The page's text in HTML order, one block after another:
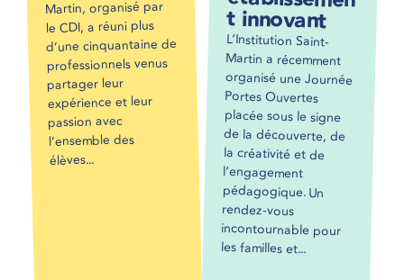
Martin, organisé par
le CDI, a réuni plus
d’une cinquantaine de
professionnels venus
partager leur
expérience et leur
passion avec
l’ensemble des
élèves...
t innovant
L’Institution Saint-
Martin a récemment
organisé une Journée
Portes Ouvertes
placée sous le signe
de la découverte, de
la créativité et de
l’engagement
pédagogique. Un
rendez-vous
incontournable pour
les familles et...